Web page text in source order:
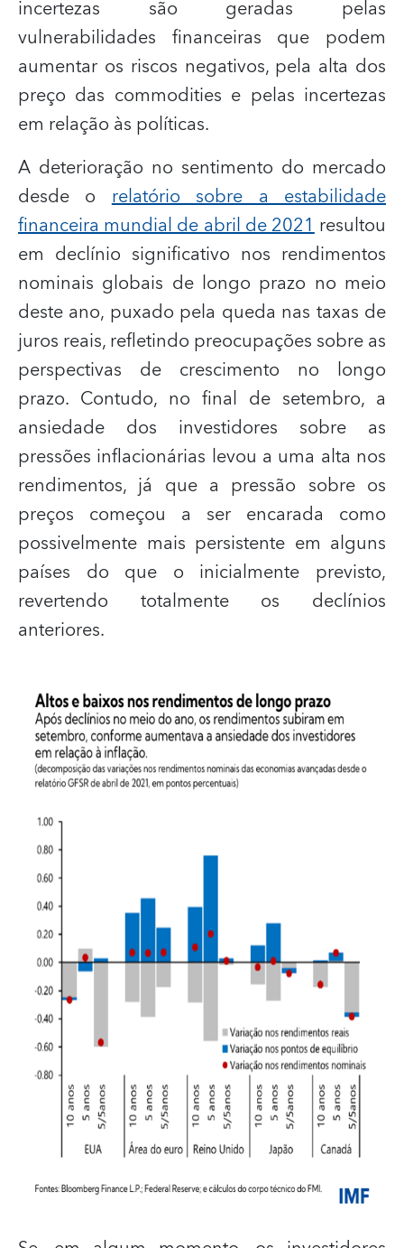
incertezas são geradas pelas
vulnerabilidades financeiras que podem
aumentar os riscos negativos, pela alta dos
preço das commodities e pelas incertezas
em relação às políticas.
A deterioração no sentimento do mercado
desde orelatório sobre a estabilidade
financeira mundial de abril de 2021resultou
em declínio significativo nos rendimentos
nominais globais de longo prazo no meio
deste ano, puxado pela queda nas taxas de
juros reais, refletindo preocupações sobre as
perspectivas de crescimento no longo
prazo. Contudo, no final de setembro, a
ansiedade dos investidores sobre as
pressões inflacionárias levou a uma alta nos
rendimentos, já que a pressão sobre os
preços começou a ser encarada como
possivelmente mais persistente em alguns
países do que o inicialmente previsto,
revertendo totalmente os declínios
anteriores.